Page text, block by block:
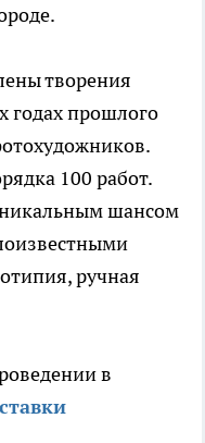
творения
годах прошлого
100 работ.
шансом
ручная
в